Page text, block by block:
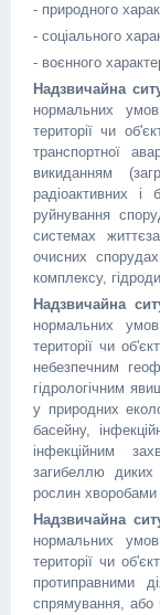
- природного
- соціального
- воєнного
Надзвичайна
нормальних
території чи
транспортної
викиданням
радіоактивних і
руйнування
системах
очисних
комплексу,
Надзвичайна
нормальних
території чи
небезпечним
гідрологічним
у природних
басейну,
інфекційним
загибеллю диких
рослин
Надзвичайна
нормальних
території чи
протиправними
спрямування, або